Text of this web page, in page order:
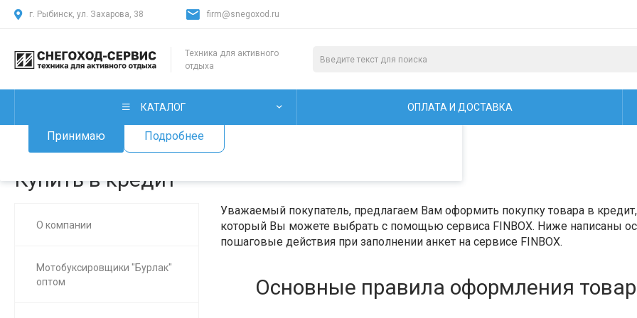
Мы используем файлы cookie, разработанные нашими специалистами и третьими
Принимаю Подробнее
г. Рыбинск, ул. Захарова, 38 firm@snegoxod.ru
Техника для активного
отдыха
КАТАЛОГ ОПЛАТА И ДОСТАВКА
Главная / О нас / Купить в кредит
Купить в кредит
О компании
Мотобуксировщики "Бурлак"
оптом
Уважаемый покупатель, предлагаем Вам оформить покупку товара в
который Вы можете выбрать с помощью сервиса FINBOX. Ниже написаны
пошаговые действия при заполнении анкет на сервисе FINBOX.
Основные правила оформления